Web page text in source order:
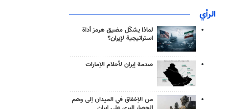
الرأي
لماذا يشكّل مضيق هرمز أداة
استراتيجية لإيران؟
صدمة إيران لأحلام الإمارات
من الإخفاق في الميدان إلى وهم